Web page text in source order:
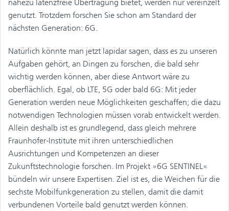
nahezu latenzfreie Übertragung bietet, werden nur vereinzelt
genutzt. Trotzdem forschen Sie schon am Standard der
nächsten Generation: 6G.
Natürlich könnte man jetzt lapidar sagen, dass es zu unseren
Aufgaben gehört, an Dingen zu forschen, die bald sehr
wichtig werden können, aber diese Antwort wäre zu
oberflächlich. Egal, ob LTE, 5G oder bald 6G: Mit jeder
Generation werden neue Möglichkeiten geschaffen; die dazu
notwendigen Technologien müssen vorab entwickelt werden.
Allein deshalb ist es grundlegend, dass gleich mehrere
Fraunhofer-Institute mit ihren unterschiedlichen
Ausrichtungen und Kompetenzen an dieser
Zukunftstechnologie forschen. Im Projekt »6G SENTINEL«
bündeln wir unsere Expertisen. Ziel ist es, die Weichen für die
sechste Mobilfunkgeneration zu stellen, damit die damit
verbundenen Vorteile bald genutzt werden können.